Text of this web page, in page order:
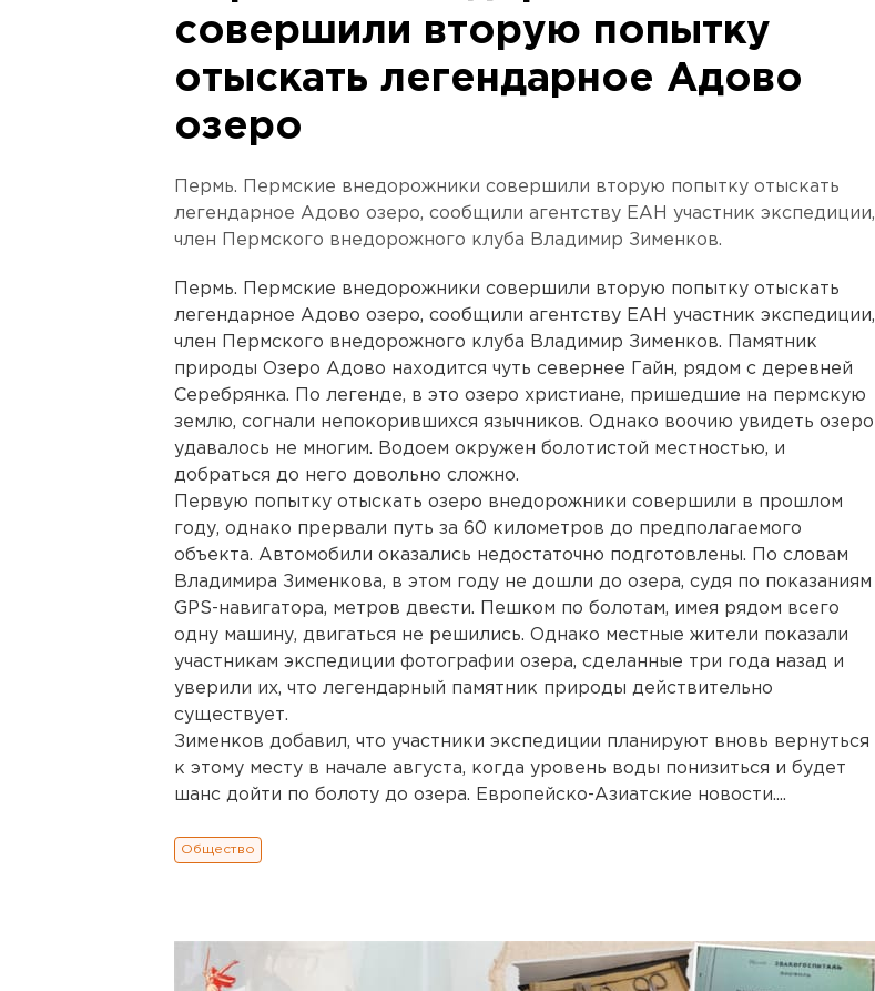
совершили вторую попытку
отыскать легендарное Адово
озеро
Пермь. Пермские внедорожники совершили вторую попытку отыскать
легендарное Адово озеро, сообщили агентству ЕАН участник экспедиции,
член Пермского внедорожного клуба Владимир Зименков.
Пермь. Пермские внедорожники совершили вторую попытку отыскать
легендарное Адово озеро, сообщили агентству ЕАН участник экспедиции,
член Пермского внедорожного клуба Владимир Зименков. Памятник
природы Озеро Адово находится чуть севернее Гайн, рядом с деревней
Серебрянка. По легенде, в это озеро христиане, пришедшие на пермскую
землю, согнали непокорившихся язычников. Однако воочию увидеть озеро
удавалось не многим. Водоем окружен болотистой местностью, и
добраться до него довольно сложно.
Первую попытку отыскать озеро внедорожники совершили в прошлом
году, однако прервали путь за 60 километров до предполагаемого
объекта. Автомобили оказались недостаточно подготовлены. По словам
Владимира Зименкова, в этом году не дошли до озера, судя по показаниям
GPS-навигатора, метров двести. Пешком по болотам, имея рядом всего
одну машину, двигаться не решились. Однако местные жители показали
участникам экспедиции фотографии озера, сделанные три года назад и
уверили их, что легендарный памятник природы действительно
существует.
Зименков добавил, что участники экспедиции планируют вновь вернуться
к этому месту в начале августа, когда уровень воды понизиться и будет
шанс дойти по болоту до озера. Европейско-Азиатские новости....
Общество